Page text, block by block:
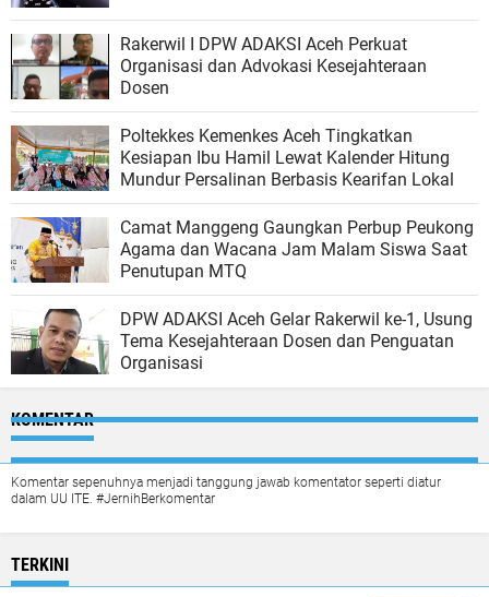
Rakerwil I DPW ADAKSI Aceh Perkuat
Organisasi dan Advokasi Kesejahteraan
Dosen
Poltekkes Kemenkes Aceh Tingkatkan
Kesiapan Ibu Hamil Lewat Kalender Hitung
Mundur Persalinan Berbasis Kearifan Lokal
Camat Manggeng Gaungkan Perbup Peukong
Agama dan Wacana Jam Malam Siswa Saat
Penutupan MTQ
DPW ADAKSI Aceh Gelar Rakerwil ke-1, Usung
Tema Kesejahteraan Dosen dan Penguatan
Organisasi
KOMENTAR
Komentar sepenuhnya menjadi tanggung jawab komentator seperti diatur
dalam UU ITE. #JernihBerkomentar
TERKINI